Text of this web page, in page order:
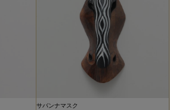
サバンナマスク